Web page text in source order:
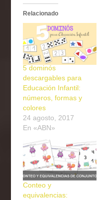
Relacionado
5 dominós
descargables para
Educación Infantil:
números, formas y
colores
24 agosto, 2017
En «ABN»
Conteo y
equivalencias: